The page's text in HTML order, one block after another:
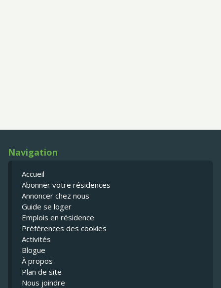
Navigation
Accueil
Abonner votre résidences
Annoncer chez nous
Guide se loger
Emplois en résidence
Préférences des cookies
Activités
Blogue
À propos
Plan de site
Nous joindre